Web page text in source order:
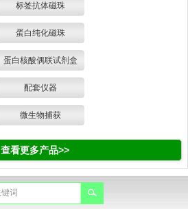
标签抗体磁珠
蛋白纯化磁珠
蛋白核酸偶联试剂盒
配套仪器
微生物捕获
查看更多产品>>